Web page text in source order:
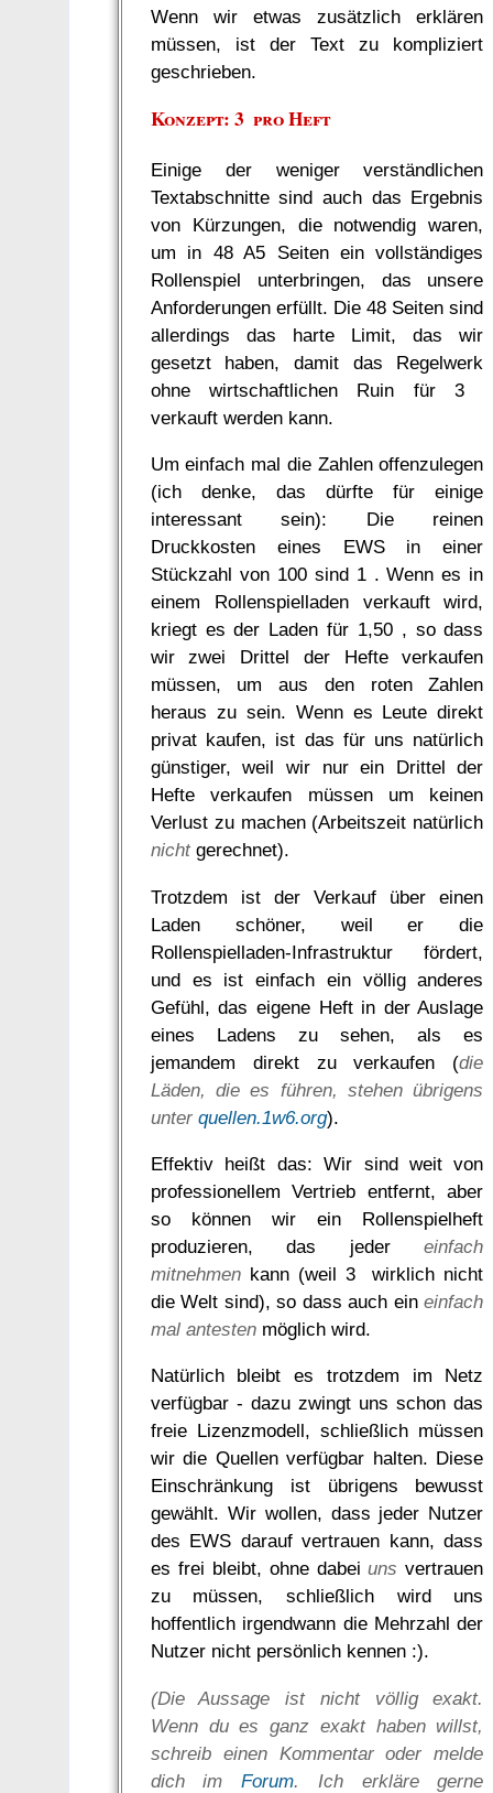
Wenn wir etwas zusätzlich erklären
müssen, ist der Text zu kompliziert
geschrieben.
Konzept: 3  pro Heft
Einige der weniger verständlichen
Textabschnitte sind auch das Ergebnis
von Kürzungen, die notwendig waren,
um in 48 A5 Seiten ein vollständiges
Rollenspiel unterbringen, das unsere
Anforderungen erfüllt. Die 48 Seiten sind
allerdings das harte Limit, das wir
gesetzt haben, damit das Regelwerk
ohne wirtschaftlichen Ruin für 3 
verkauft werden kann.
Um einfach mal die Zahlen offenzulegen
(ich denke, das dürfte für einige
interessant sein): Die reinen
Druckkosten eines EWS in einer
Stückzahl von 100 sind 1 . Wenn es in
einem Rollenspielladen verkauft wird,
kriegt es der Laden für 1,50 , so dass
wir zwei Drittel der Hefte verkaufen
müssen, um aus den roten Zahlen
heraus zu sein. Wenn es Leute direkt
privat kaufen, ist das für uns natürlich
günstiger, weil wir nur ein Drittel der
Hefte verkaufen müssen um keinen
Verlust zu machen (Arbeitszeit natürlich
nichtgerechnet).
Trotzdem ist der Verkauf über einen
Laden schöner, weil er die
Rollenspielladen-Infrastruktur fördert,
und es ist einfach ein völlig anderes
Gefühl, das eigene Heft in der Auslage
eines Ladens zu sehen, als es
jemandem direkt zu verkaufen (die
Läden, die es führen, stehen übrigens
unter quellen.1w6.org).
Effektiv heißt das: Wir sind weit von
professionellem Vertrieb entfernt, aber
so können wir ein Rollenspielheft
produzieren, das jedereinfach
mitnehmenkann (weil 3  wirklich nicht
die Welt sind), so dass auch eineinfach
mal antestenmöglich wird.
Natürlich bleibt es trotzdem im Netz
verfügbar - dazu zwingt uns schon das
freie Lizenzmodell, schließlich müssen
wir die Quellen verfügbar halten. Diese
Einschränkung ist übrigens bewusst
gewählt. Wir wollen, dass jeder Nutzer
des EWS darauf vertrauen kann, dass
es frei bleibt, ohne dabeiuns vertrauen
zu müssen, schließlich wird uns
hoffentlich irgendwann die Mehrzahl der
Nutzer nicht persönlich kennen :).
(Die Aussage ist nicht völlig exakt.
Wenn du es ganz exakt haben willst,
schreib einen Kommentar oder melde
dich imForum. Ich erkläre gerne